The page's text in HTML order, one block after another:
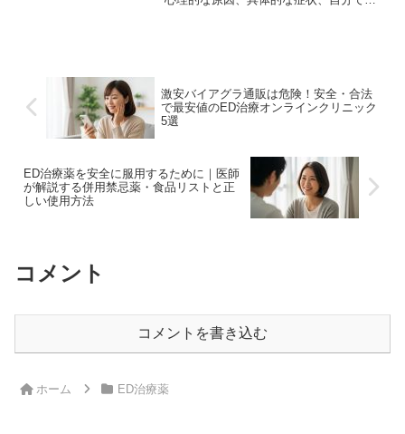
激安バイアグラ通販は危険！安全・合法
で最安値のED治療オンラインクリニック
5選
ED治療薬を安全に服用するために｜医師
が解説する併用禁忌薬・食品リストと正
しい使用方法
コメント
コメントを書き込む
ホーム ED治療薬